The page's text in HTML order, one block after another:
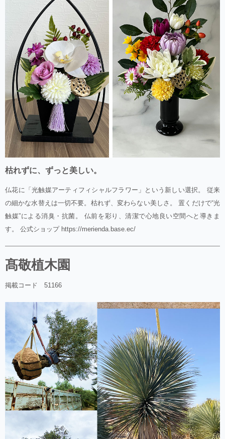
枯れずに、ずっと美しい。
仏花に「光触媒アーティフィシャルフラワー」という新しい選択。 従来
の細かな水替えは一切不要。枯れず、変わらない美しさ。 置くだけで“光
触媒”による消臭・抗菌。 仏前を彩り、清潔で心地良い空間へと導きま
す。 公式ショップ https://merienda.base.ec/
髙敬植木園
掲載コード 51166